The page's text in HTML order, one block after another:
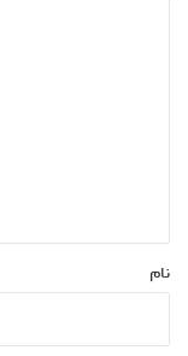
نام